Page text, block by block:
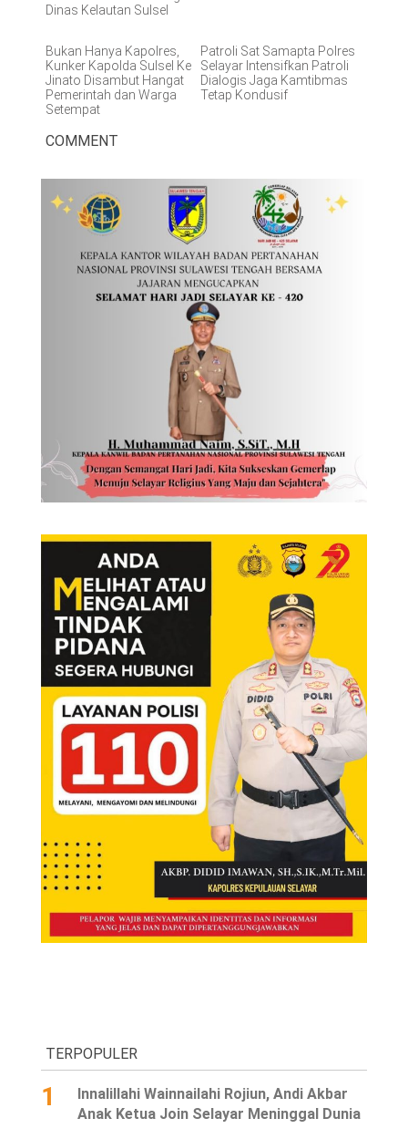
Dinas Kelautan Sulsel
Bukan Hanya Kapolres,
Kunker Kapolda Sulsel Ke
Jinato Disambut Hangat
Pemerintah dan Warga
Setempat
Patroli Sat Samapta Polres
Selayar Intensifkan Patroli
Dialogis Jaga Kamtibmas
Tetap Kondusif
COMMENT
TERPOPULER
1
Innalillahi Wainnailahi Rojiun, Andi Akbar
Anak Ketua Join Selayar Meninggal Dunia